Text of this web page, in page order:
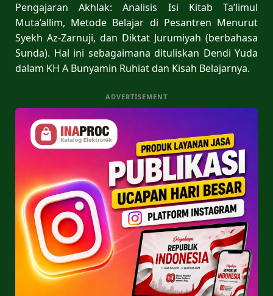
Pengajaran Akhlak: Analisis Isi Kitab Ta’limul
Muta’allim, Metode Belajar di Pesantren Menurut
Syekh Az-Zarnuji, dan Diktat Jurumiyah (berbahasa
Sunda). Hal ini sebagaimana dituliskan Dendi Yuda
dalam KH A Bunyamin Ruhiat dan Kisah Belajarnya.
ADVERTISEMENT